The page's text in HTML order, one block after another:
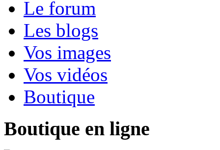
Le forum
Les blogs
Vos images
Vos vidéos
Boutique
Boutique en ligne